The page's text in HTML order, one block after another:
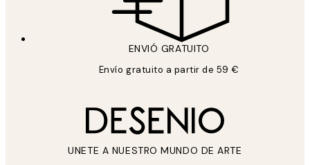
ENVIÓ GRATUITO
Envío gratuito a partir de 59 €
UNETE A NUESTRO MUNDO DE ARTE